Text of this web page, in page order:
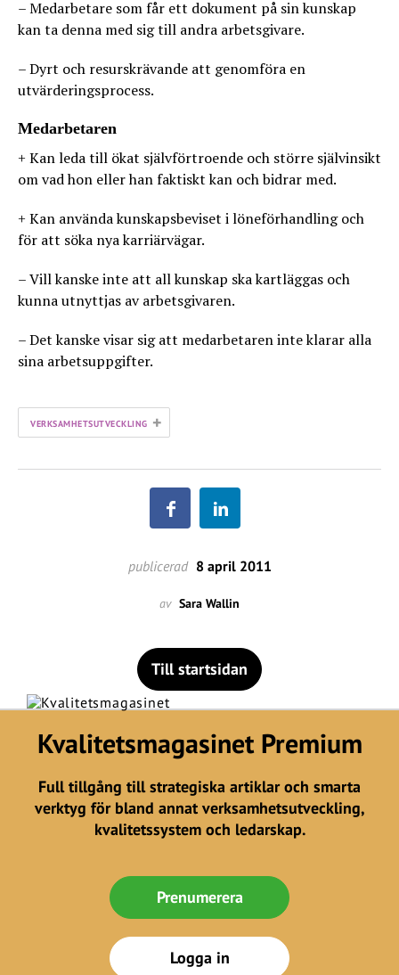
– Medarbetare som får ett dokument på sin kunskap
kan ta denna med sig till andra arbetsgivare.
– Dyrt och resurskrävande att genomföra en
utvärderingsprocess.
Medarbetaren
+ Kan leda till ökat självförtroende och större självinsikt
om vad hon eller han faktiskt kan och bidrar med.
+ Kan använda kunskapsbeviset i löneförhandling och
för att söka nya karriärvägar.
– Vill kanske inte att all kunskap ska kartläggas och
kunna utnyttjas av arbetsgivaren.
– Det kanske visar sig att medarbetaren inte klarar alla
sina arbetsuppgifter.
VERKSAMHETSUTVECKLING +
publicerad 8 april 2011
av Sara Wallin
Till startsidan
Kvalitetsmagasinet Premium
Full tillgång till strategiska artiklar och smarta
verktyg för bland annat verksamhetsutveckling,
kvalitetssystem och ledarskap.
Prenumerera
Logga in